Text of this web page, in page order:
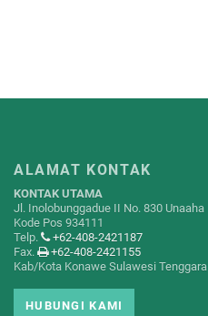
ALAMAT KONTAK
KONTAK UTAMA
Jl. Inolobunggadue II No. 830 Unaaha
Kode Pos 934111
Telp.
+62-408-2421187
Fax.
+62-408-2421155
Kab/Kota Konawe Sulawesi Tenggara
HUBUNGI KAMI